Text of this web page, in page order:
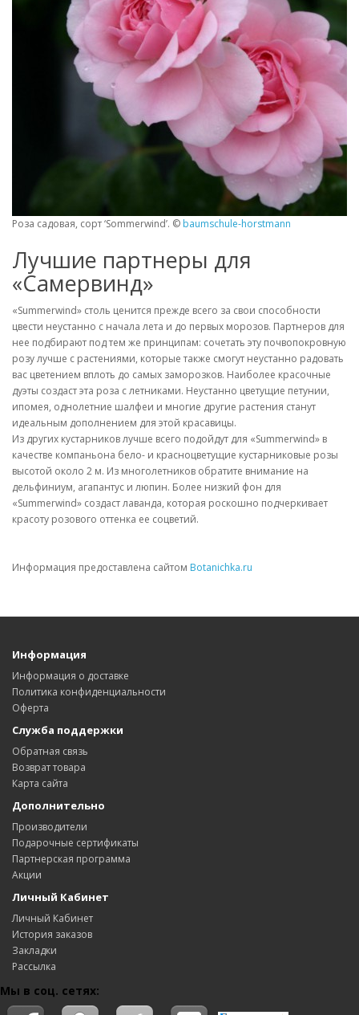
Роза садовая, сорт ‘Sommerwind’. © baumschule-horstmann
Лучшие партнеры для
«Самервинд»
«Summerwind» столь ценится прежде всего за свои способности
цвести неустанно с начала лета и до первых морозов. Партнеров для
нее подбирают под тем же принципам: сочетать эту почвопокровную
розу лучше с растениями, которые также смогут неустанно радовать
вас цветением вплоть до самых заморозков. Наиболее красочные
дуэты создаст эта роза с летниками. Неустанно цветущие петунии,
ипомея, однолетние шалфеи и многие другие растения станут
идеальным дополнением для этой красавицы.
Из других кустарников лучше всего подойдут для «Summerwind» в
качестве компаньона бело- и красноцветущие кустарниковые розы
высотой около 2 м. Из многолетников обратите внимание на
дельфиниум, агапантус и люпин. Более низкий фон для
«Summerwind» создаст лаванда, которая роскошно подчеркивает
красоту розового оттенка ее соцветий.
Информация предоставлена сайтом Botanichka.ru
Информация
Информация о доставке
Политика конфиденциальности
Оферта
Служба поддержки
Обратная связь
Возврат товара
Карта сайта
Дополнительно
Производители
Подарочные сертификаты
Партнерская программа
Акции
Личный Кабинет
Личный Кабинет
История заказов
Закладки
Рассылка
Мы в соц. сетях: